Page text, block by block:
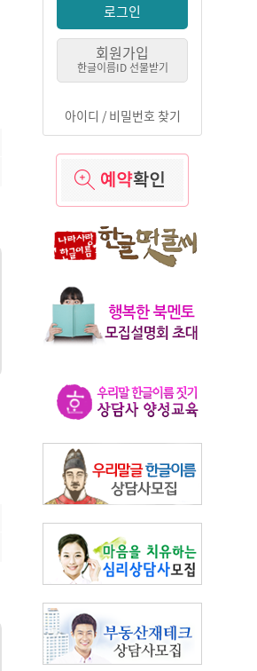
로그인
회원가입
한글이름ID 선물받기
아이디 / 비밀번호 찾기